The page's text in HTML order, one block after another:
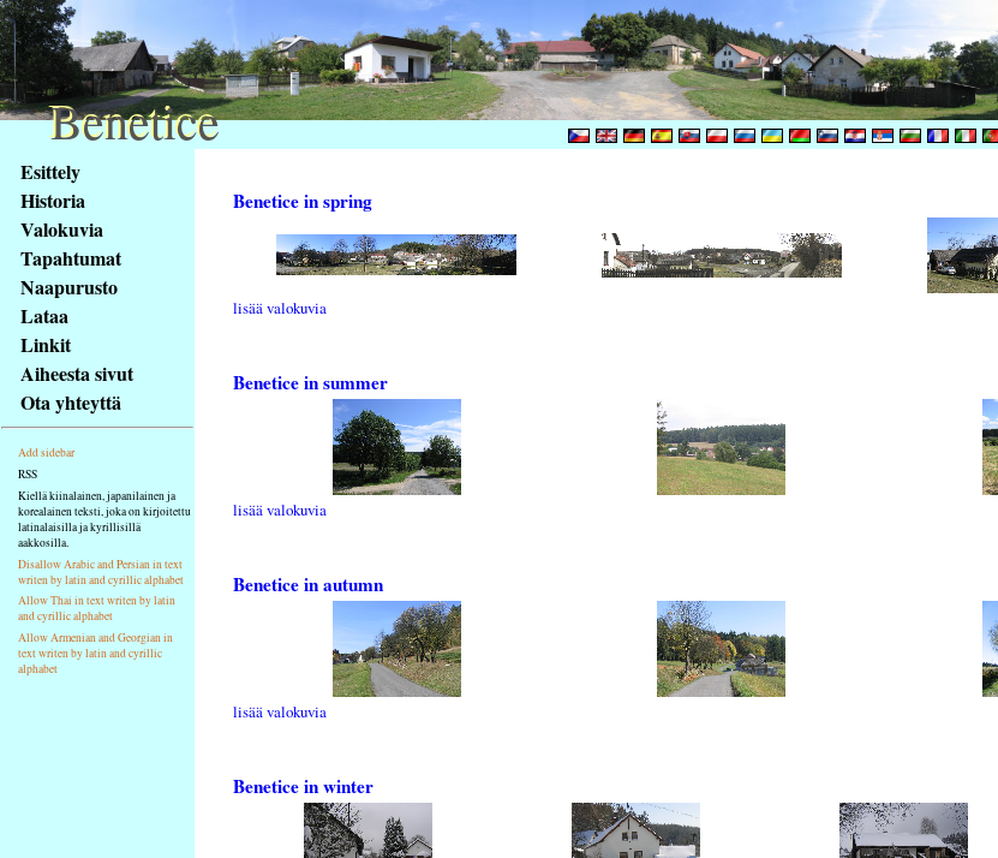
obsah
stránky
Klávesové
zkratky
tomto
webu
základní
Hlavní
strana
Esittely
Historia
Valokuvia
Tapahtumat
Naapurusto
Lataa
Linkit
Aiheesta sivut
Ota yhteyttä
Add sidebar
RSS
Kiellä kiinalainen, japanilainen ja
korealainen teksti, joka on kirjoitettu
latinalaisilla ja kyrillisillä
aakkosilla.
Disallow Arabic and Persian in text
writen by latin and cyrillic alphabet
Allow Thai in text writen by latin
and cyrillic alphabet
Allow Armenian and Georgian in
text writen by latin and cyrillic
alphabet
Benetice in spring
lisää valokuvia
Benetice in summer
lisää valokuvia
Benetice in autumn
lisää valokuvia
Benetice in winter
Benetice
Benetice